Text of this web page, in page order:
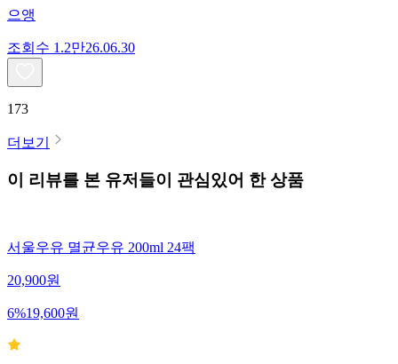
으앵
조회수 1.2만26.06.30
173
더보기
이 리뷰를 본 유저들이 관심있어 한 상품
서울우유 멸균우유 200ml 24팩
20,900원
6%19,600원